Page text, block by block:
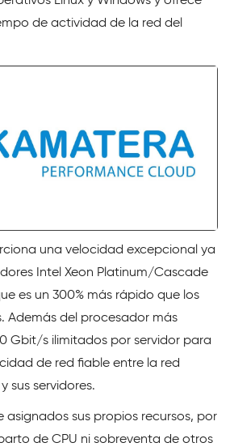
de actividad de la red del
una velocidad excepcional ya
Intel Xeon Platinum/Cascade
es un 300% más rápido que los
Además del procesador más
Gbit/s ilimitados por servidor para
de red fiable entre la red
sus servidores.
asignados sus propios recursos, por
de CPU ni sobreventa de otros